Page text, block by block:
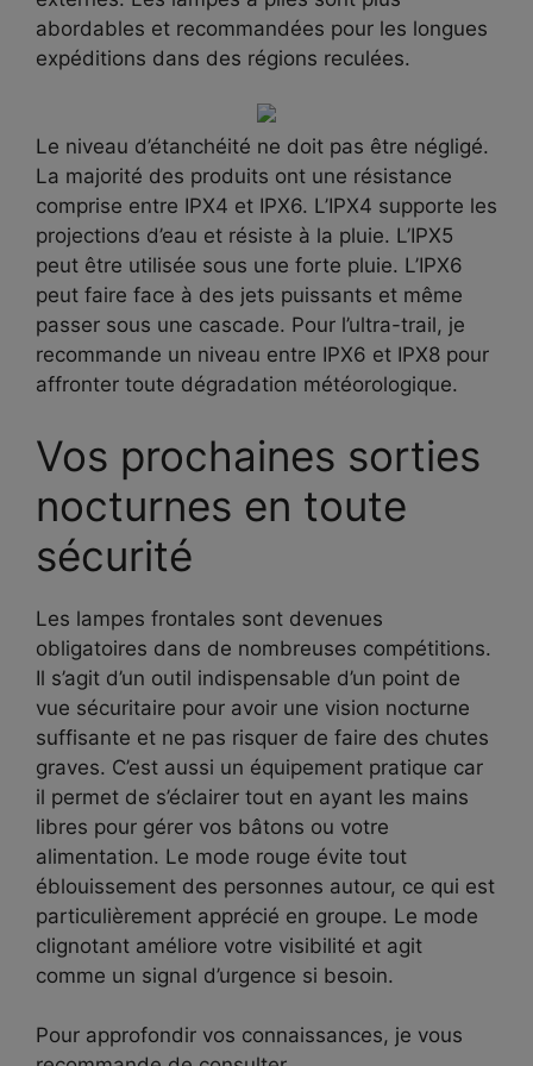
abordables et recommandées pour les longues
expéditions dans des régions reculées.
Le niveau d’étanchéité ne doit pas être négligé.
La majorité des produits ont une résistance
comprise entre IPX4 et IPX6. L’IPX4 supporte les
projections d’eau et résiste à la pluie. L’IPX5
peut être utilisée sous une forte pluie. L’IPX6
peut faire face à des jets puissants et même
passer sous une cascade. Pour l’ultra-trail, je
recommande un niveau entre IPX6 et IPX8 pour
affronter toute dégradation météorologique.
Vos prochaines sorties
nocturnes en toute
sécurité
Les lampes frontales sont devenues
obligatoires dans de nombreuses compétitions.
Il s’agit d’un outil indispensable d’un point de
vue sécuritaire pour avoir une vision nocturne
suffisante et ne pas risquer de faire des chutes
graves. C’est aussi un équipement pratique car
il permet de s’éclairer tout en ayant les mains
libres pour gérer vos bâtons ou votre
alimentation. Le mode rouge évite tout
éblouissement des personnes autour, ce qui est
particulièrement apprécié en groupe. Le mode
clignotant améliore votre visibilité et agit
comme un signal d’urgence si besoin.
Pour approfondir vos connaissances, je vous